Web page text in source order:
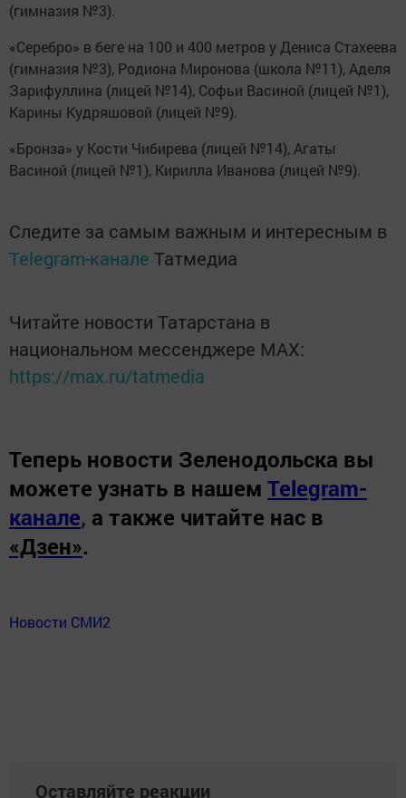
(гимназия №3).
«Серебро» в беге на 100 и 400 метров у Дениса Стахеева
(гимназия №3), Родиона Миронова (школа №11), Аделя
Зарифуллина (лицей №14), Софьи Васиной (лицей №1),
Карины Кудряшовой (лицей №9).
«Бронза» у Кости Чибирева (лицей №14), Агаты
Васиной (лицей №1), Кирилла Иванова (лицей №9).
Следите за самым важным и интересным в
Telegram-канале Татмедиа
Читайте новости Татарстана в
национальном мессенджере MАХ:
https://max.ru/tatmedia
Теперь новости Зеленодольска вы
можете узнать в нашем Telegram-
канале, а также читайте нас в
«Дзен».
Новости СМИ2
Оставляйте реакции